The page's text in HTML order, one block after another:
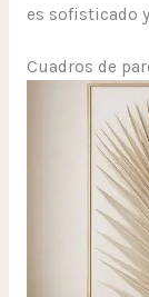
es sofisticado
Cuadros de